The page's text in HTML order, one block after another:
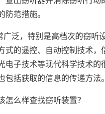
范措施。
广泛，特别是高档次的窃
式的遥控、自动控制技术，
电子技术等现代科学技术
括获取的信息的传递方法。
怎么样查找窃听装置？